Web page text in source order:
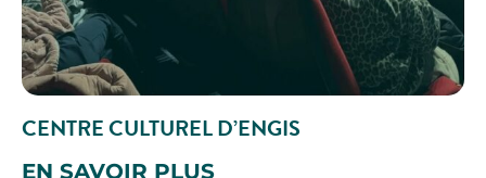
CENTRE CULTUREL D’ENGIS
EN SAVOIR PLUS